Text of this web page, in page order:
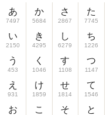
あ
7497
い
2150
う
453
え
931
お
か
5684
き
4295
く
1046
け
1859
こ
さ
2867
し
6279
す
1108
せ
1814
そ
た
7745
ち
1226
つ
1147
て
1546
と